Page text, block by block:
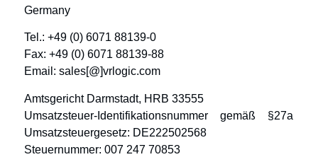
Germany
Tel.: +49 (0) 6071 88139-0
Fax: +49 (0) 6071 88139-88
Email: sales[@]vrlogic.com
Amtsgericht Darmstadt, HRB 33555
Umsatzsteuer-Identifikationsnummer gemäß §27a
Umsatzsteuergesetz: DE222502568
Steuernummer: 007 247 70853